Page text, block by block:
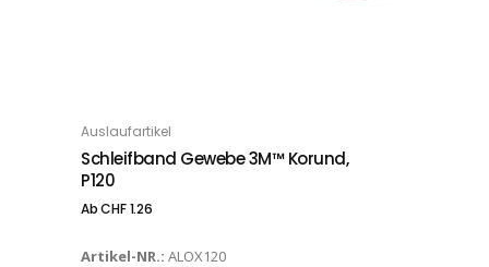
OPTIONS
Auslaufartikel
Schleifband Gewebe 3M™ Korund,
P120
AbCHF1.26
Artikel-NR.: ALOX120